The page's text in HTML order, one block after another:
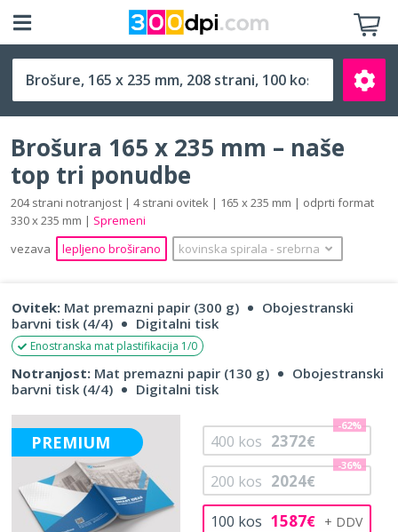
165 x 235 mm
Išči
Brošura 165 x 235 mm – naše
top tri ponudbe
204 strani notranjost | 4 strani ovitek | 165 x 235 mm | odprti format
330 x 235 mm | Spremeni
vezava
lepljeno broširano kovinska spirala ‐ srebrna
Ovitek: Mat premazni papir (300 g)
Obojestranski
barvni tisk (4/4)
Digitalni tisk
Enostranska mat plastifikacija 1/0
Notranjost: Mat premazni papir (130 g)
Obojestranski
barvni tisk (4/4)
Digitalni tisk
PREMIUM
100 kos 1587€
200 kos 2024€
-36%
400 kos 2372€
-62%